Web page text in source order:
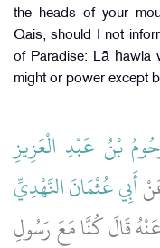
the heads of your
Qais, should I not
of Paradise: Lā ḥawla
might or power except
بْنُ عَبْدِ الْعَزِيزِ
أَبِي عُثْمَانَ النَّهْدِيِّ
قَالَ كُنَّا مَعَ رَسُولِ